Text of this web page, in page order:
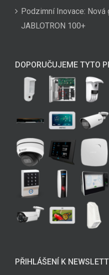
Podzimní Inovace:
JABLOTRON 100+
DOPORUČUJEME TYTO
PŘIHLÁŠENÍ K